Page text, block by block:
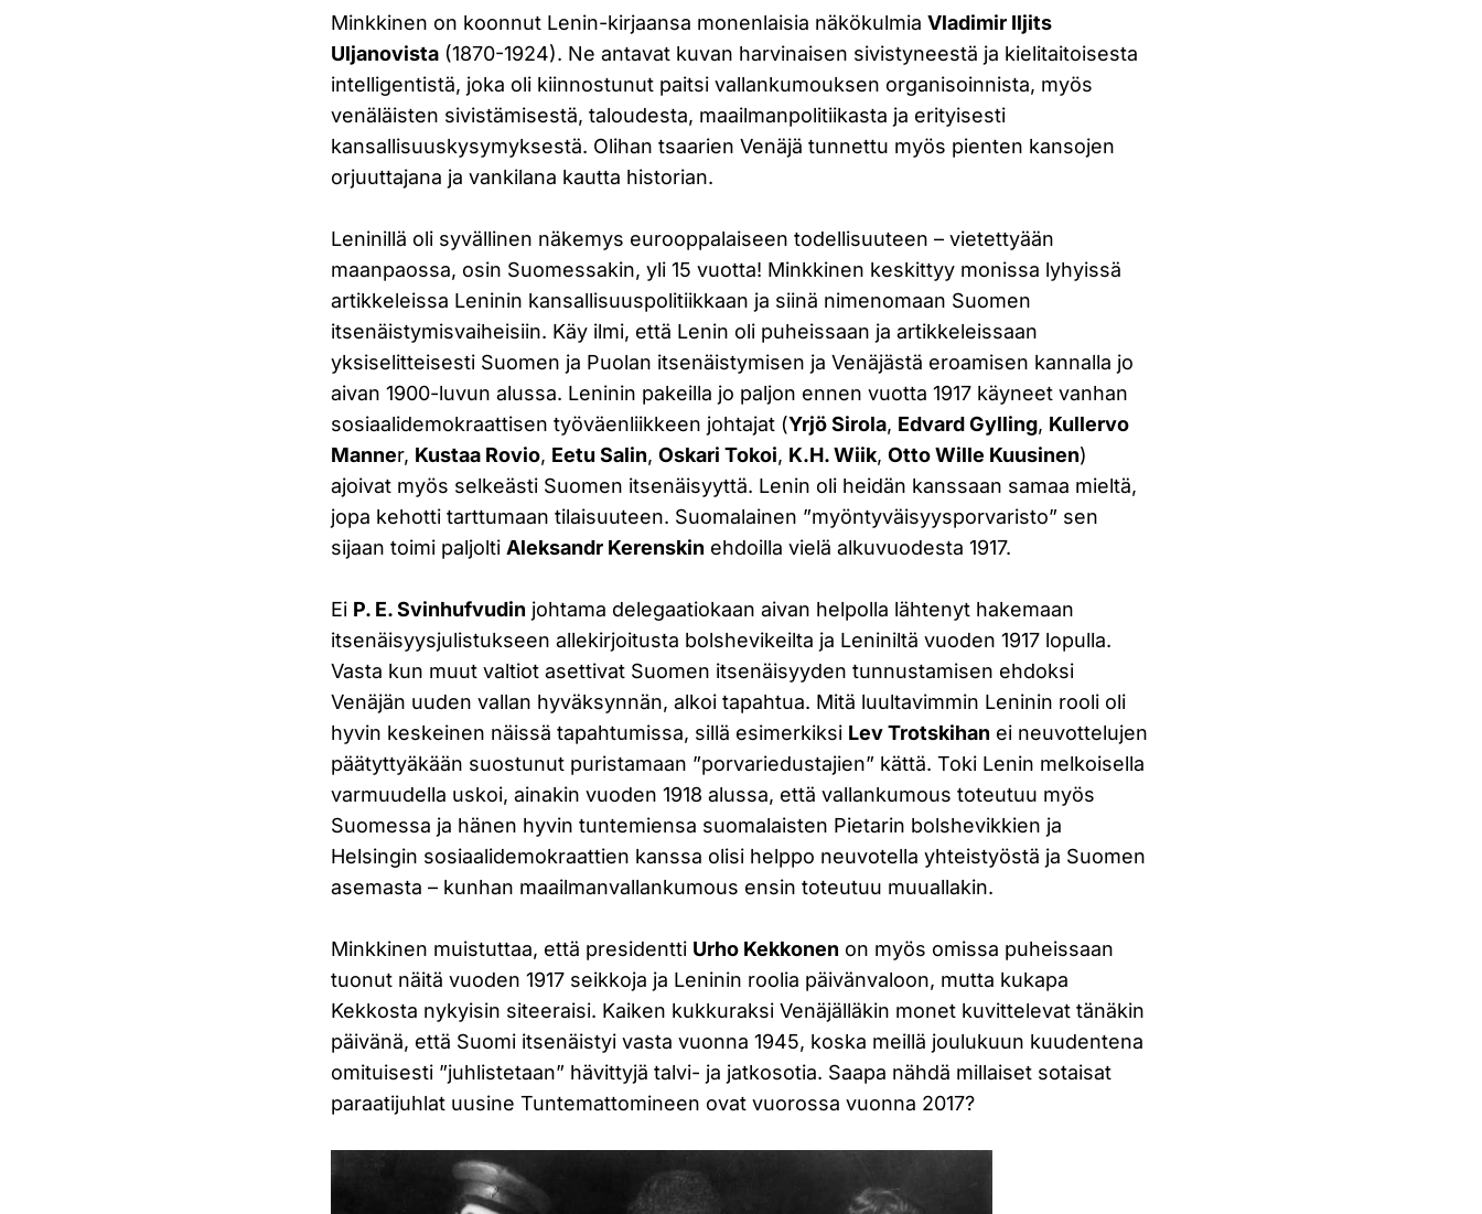
Minkkinen on koonnut Lenin-kirjaansa monenlaisia näkökulmiaVladimir Iljits
Uljanovista (1870-1924). Ne antavat kuvan harvinaisen sivistyneestä ja kielitaitoisesta
intelligentistä, joka oli kiinnostunut paitsi vallankumouksen organisoinnista, myös
venäläisten sivistämisestä, taloudesta, maailmanpolitiikasta ja erityisesti
kansallisuuskysymyksestä. Olihan tsaarien Venäjä tunnettu myös pienten kansojen
orjuuttajana ja vankilana kautta historian.
Leninillä oli syvällinen näkemys eurooppalaiseen todellisuuteen – vietettyään
maanpaossa, osin Suomessakin, yli 15 vuotta! Minkkinen keskittyy monissa lyhyissä
artikkeleissa Leninin kansallisuuspolitiikkaan ja siinä nimenomaan Suomen
itsenäistymisvaiheisiin. Käy ilmi, että Lenin oli puheissaan ja artikkeleissaan
yksiselitteisesti Suomen ja Puolan itsenäistymisen ja Venäjästä eroamisen kannalla jo
aivan 1900-luvun alussa. Leninin pakeilla jo paljon ennen vuotta 1917 käyneet vanhan
sosiaalidemokraattisen työväenliikkeen johtajat (Yrjö Sirola, Edvard Gylling, Kullervo
Manner, Kustaa Rovio, Eetu Salin,Oskari Tokoi, K.H. Wiik,Otto Wille Kuusinen)
ajoivat myös selkeästi Suomen itsenäisyyttä. Lenin oli heidän kanssaan samaa mieltä,
jopa kehotti tarttumaan tilaisuuteen. Suomalainen ”myöntyväisyysporvaristo” sen
sijaan toimi paljolti Aleksandr Kerenskin ehdoilla vielä alkuvuodesta 1917.
Ei P. E. Svinhufvudin johtama delegaatiokaan aivan helpolla lähtenyt hakemaan
itsenäisyysjulistukseen allekirjoitusta bolshevikeilta ja Leniniltä vuoden 1917 lopulla.
Vasta kun muut valtiot asettivat Suomen itsenäisyyden tunnustamisen ehdoksi
Venäjän uuden vallan hyväksynnän, alkoi tapahtua. Mitä luultavimmin Leninin rooli oli
hyvin keskeinen näissä tapahtumissa, sillä esimerkiksi Lev Trotskihan ei neuvottelujen
päätyttyäkään suostunut puristamaan ”porvariedustajien” kättä. Toki Lenin melkoisella
varmuudella uskoi, ainakin vuoden 1918 alussa, että vallankumous toteutuu myös
Suomessa ja hänen hyvin tuntemiensa suomalaisten Pietarin bolshevikkien ja
Helsingin sosiaalidemokraattien kanssa olisi helppo neuvotella yhteistyöstä ja Suomen
asemasta – kunhan maailmanvallankumous ensin toteutuu muuallakin.
Minkkinen muistuttaa, että presidentti Urho Kekkonen on myös omissa puheissaan
tuonut näitä vuoden 1917 seikkoja ja Leninin roolia päivänvaloon, mutta kukapa
Kekkosta nykyisin siteeraisi. Kaiken kukkuraksi Venäjälläkin monet kuvittelevat tänäkin
päivänä, että Suomi itsenäistyi vasta vuonna 1945, koska meillä joulukuun kuudentena
omituisesti ”juhlistetaan” hävittyjä talvi- ja jatkosotia. Saapa nähdä millaiset sotaisat
paraatijuhlat uusine Tuntemattomineen ovat vuorossa vuonna 2017?